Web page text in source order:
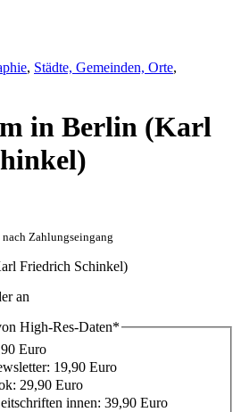
, Städte, Gemeinden, Orte,
in Berlin (Karl
Zahlungseingang
Friedrich Schinkel)
an
High-Res-Daten*
Euro
19,90 Euro
29,90 Euro
innen: 39,90 Euro